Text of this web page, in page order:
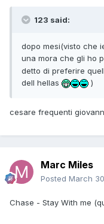
123 said:
dopo mesi(visto che
una mora che gli ho
detto di preferire
dell hellas
)
cesare frequenti
Marc Miles
Posted March
Chase - Stay With me